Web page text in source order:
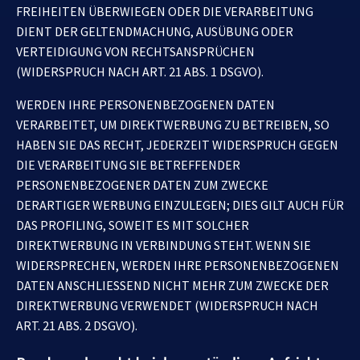
FREIHEITEN ÜBERWIEGEN ODER DIE VERARBEITUNG
DIENT DER GELTENDMACHUNG, AUSÜBUNG ODER
VERTEIDIGUNG VON RECHTSANSPRÜCHEN
(WIDERSPRUCH NACH ART. 21 ABS. 1 DSGVO).
WERDEN IHRE PERSONENBEZOGENEN DATEN
VERARBEITET, UM DIREKTWERBUNG ZU BETREIBEN, SO
HABEN SIE DAS RECHT, JEDERZEIT WIDERSPRUCH GEGEN
DIE VERARBEITUNG SIE BETREFFENDER
PERSONENBEZOGENER DATEN ZUM ZWECKE
DERARTIGER WERBUNG EINZULEGEN; DIES GILT AUCH FÜR
DAS PROFILING, SOWEIT ES MIT SOLCHER
DIREKTWERBUNG IN VERBINDUNG STEHT. WENN SIE
WIDERSPRECHEN, WERDEN IHRE PERSONENBEZOGENEN
DATEN ANSCHLIESSEND NICHT MEHR ZUM ZWECKE DER
DIREKTWERBUNG VERWENDET (WIDERSPRUCH NACH
ART. 21 ABS. 2 DSGVO).